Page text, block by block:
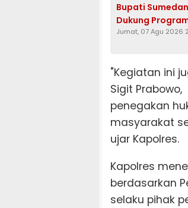
Bupati
Dukung
Jumat, 07 Agu 2026
"Kegiatan ini
Sigit
penegakan
masyarakat
ujar Kapolres.
Kapolres
berdasarkan
selaku pihak